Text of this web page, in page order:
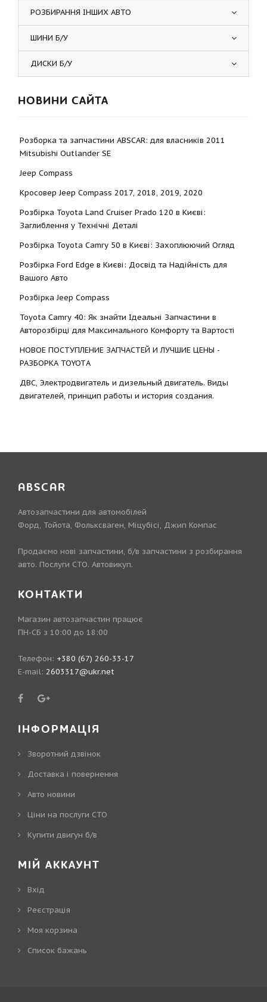
РОЗБИРАННЯ ІНШИХ АВТО
ШИНИ Б/У
ДИСКИ Б/У
НОВИНИ САЙТА
Розборка та запчастини ABSCAR: для власників 2011
Mitsubishi Outlander SE
Jeep Compass
Кросовер Jeep Compass 2017, 2018, 2019, 2020
Розбірка Toyota Land Cruiser Prado 120 в Києві:
Заглиблення у Технічні Деталі
Розбірка Toyota Camry 50 в Києві: Захоплюючий Огляд
Розбірка Ford Edge в Києві: Досвід та Надійність для
Вашого Авто
Розбірка Jeep Compass
Toyota Camry 40: Як знайти Ідеальні Запчастини в
Авторозбірці для Максимального Комфорту та Вартості
НОВОЕ ПОСТУПЛЕНИЕ ЗАПЧАСТЕЙ И ЛУЧШИЕ ЦЕНЫ -
РАЗБОРКА TOYOTА
ДВС, Электродвигатель и дизельный двигатель. Виды
двигателей, принцип работы и история создания.
ABSCAR
Автозапчастини для автомобілей
Форд, Тойота, Фольксваген, Міцубісі, Джип Компас
Продаємо нові запчастини, б/в запчастини з розбирання
авто. Послуги СТО. Автовикуп.
КОНТАКТИ
Магазин автозапчастин працює
ПН-СБ з 10:00 до 18:00
Телефон: +380 (67) 260-33-17
E-mail: 2603317@ukr.net
ІНФОРМАЦІЯ
Зворотний дзвінок
Доставка і повернення
Авто новини
Ціни на послуги СТО
Купити двигун б/в
МІЙ АККАУНТ
Вхід
Реєстрація
Моя корзина
Cписок бажань